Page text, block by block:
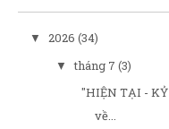
▼ 2026 (34)
▼tháng 7 (3)
"HIỆN TẠI -
về...